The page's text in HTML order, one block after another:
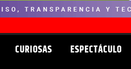
CURIOSAS ESPECTÁCULO